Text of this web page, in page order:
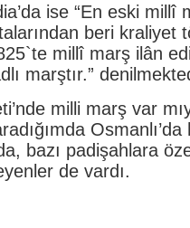
ise “En eski millî
beri kraliyet
millî marş ilân
marştır.”
milli marş var
bazı padişahlara
de vardı.